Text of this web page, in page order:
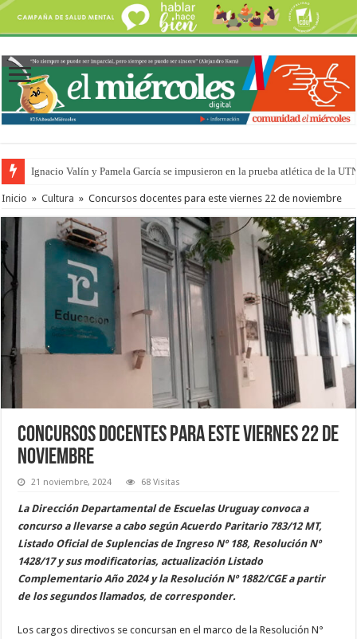
Ignacio Valín y Pamela García se impusieron en la prueba atlética de la
Inicio » Cultura » Concursos docentes para este viernes 22 de noviembre
Concursos docentes para este viernes 22 de
noviembre
21 noviembre, 2024 68 Visitas
La Dirección Departamental de Escuelas Uruguay convoca a
concurso a llevarse a cabo según Acuerdo Paritario 783/12 MT,
Listado Oficial de Suplencias de Ingreso Nº 188, Resolución Nº
1428/17 y sus modificatorias, actualización Listado
Complementario Año 2024 y la Resolución Nº 1882/CGE a partir
de los segundos llamados, de corresponder.
Los cargos directivos se concursan en el marco de la Resolución N°